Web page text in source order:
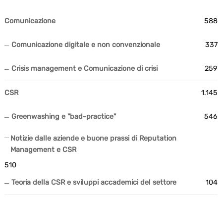
Comunicazione 588
Comunicazione digitale e non convenzionale 337
Crisis management e Comunicazione di crisi 259
CSR 1.145
Greenwashing e "bad-practice" 546
Notizie dalle aziende e buone prassi di Reputation
Management e CSR
510
Teoria della CSR e sviluppi accademici del settore 104